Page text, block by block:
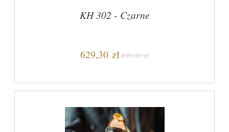
KH 302 - Czarne
629,30 zł 899,00 zł